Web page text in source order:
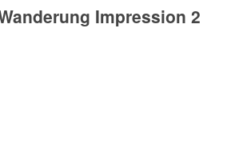
Impression 2